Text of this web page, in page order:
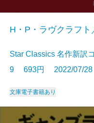
H・P・ラヴクラフ
Star Classics 名作新
9 693円 2022/07/28
文庫電子書籍あり